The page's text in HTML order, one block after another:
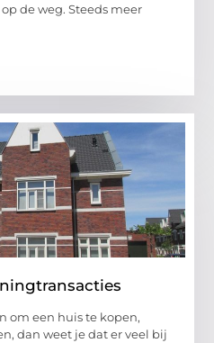
de weg. Steeds meer
om een huis te kopen,
dan weet je dat er veel bij